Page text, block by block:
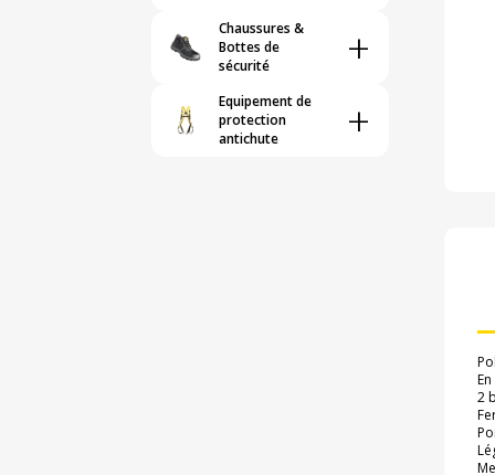
Chaussures &
Bottes de
sécurité
+
Equipement de
protection
antichute
+
2